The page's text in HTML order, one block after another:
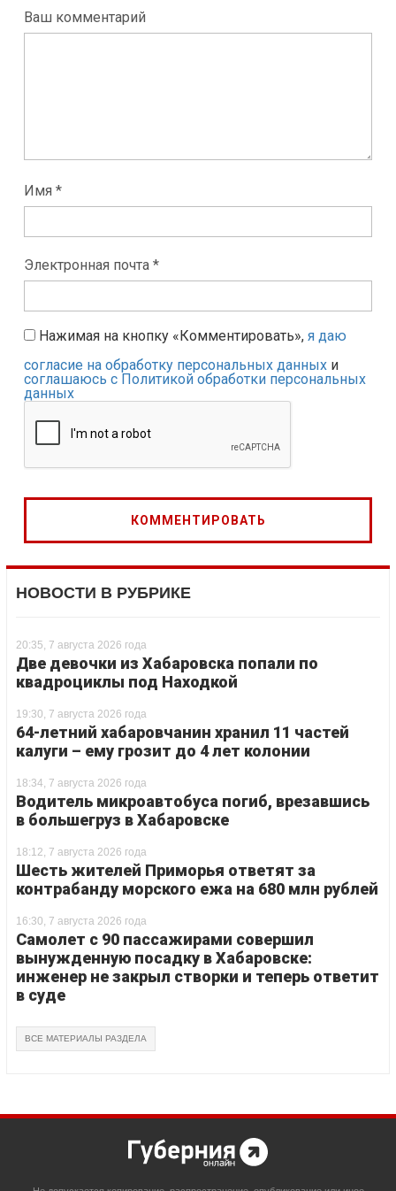
Ваш комментарий
Имя *
Электронная почта *
Нажимая на кнопку «Комментировать», я даю
согласие на обработку персональных данных и
соглашаюсь с Политикой обработки персональных
данных
НОВОСТИ В РУБРИКЕ
20:35, 7 августа 2026 года
Две девочки из Хабаровска попали по
квадроциклы под Находкой
19:30, 7 августа 2026 года
64-летний хабаровчанин хранил 11 частей
калуги – ему грозит до 4 лет колонии
18:34, 7 августа 2026 года
Водитель микроавтобуса погиб, врезавшись
в большегруз в Хабаровске
18:12, 7 августа 2026 года
Шесть жителей Приморья ответят за
контрабанду морского ежа на 680 млн рублей
16:30, 7 августа 2026 года
Самолет с 90 пассажирами совершил
вынужденную посадку в Хабаровске:
инженер не закрыл створки и теперь ответит
в суде
ВСЕ МАТЕРИАЛЫ РАЗДЕЛА